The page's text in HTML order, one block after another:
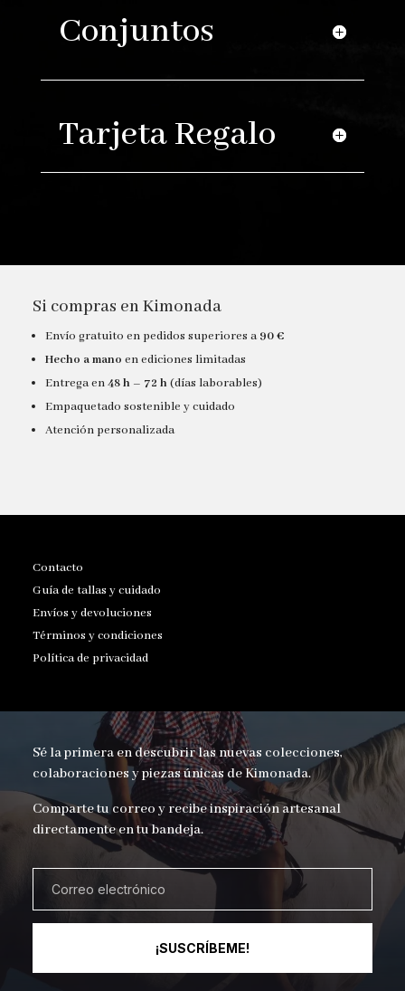
Conjuntos
Tarjeta Regalo
Si compras en Kimonada
Envío gratuito en pedidos superiores a 90 €
Hecho a mano en ediciones limitadas
Entrega en48 h – 72 h(días laborables)
Empaquetado sostenible y cuidado
Atención personalizada
Contacto
Guía de tallas y cuidado
Envíos y devoluciones
Términos y condiciones
Política de privacidad
Sé la primera en descubrir las nuevas colecciones,
colaboraciones y piezas únicas de Kimonada.
Comparte tu correo y recibe inspiración artesanal
directamente en tu bandeja.
¡SUSCRÍBEME!